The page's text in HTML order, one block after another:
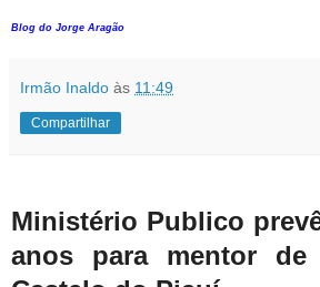
Blog do Jorge Aragão
Irmão Inaldo às 11:49
Compartilhar
Ministério Publico
anos para mentor de